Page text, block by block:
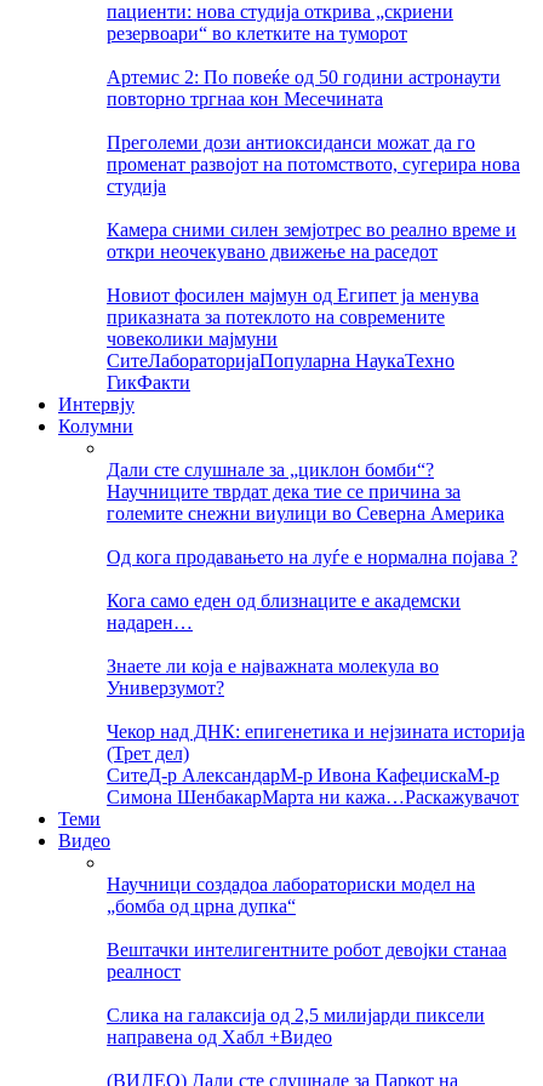
пациенти: нова студија открива „скриени
резервоари“ во клетките на туморот
Артемис 2: По повеќе од 50 години астронаути
повторно тргнаа кон Месечината
Преголеми дози антиоксиданси можат да го
променат развојот на потомството, сугерира нова
студија
Камера сними силен земјотрес во реално време и
откри неочекувано движење на раседот
Новиот фосилен мајмун од Египет ја менува
приказната за потеклото на современите
човеколики мајмуни
СитеЛабораторијаПопуларна НаукаТехно
ГикФакти
Интервју
Колумни
Дали сте слушнале за „циклон бомби“?
Научниците тврдат дека тие се причина за
големите снежни виулици во Северна Америка
Од кога продавањето на луѓе е нормална појава ?
Кога само еден од близнаците е академски
надарен…
Знаете ли која е најважната молекула во
Универзумот?
Чекор над ДНК: епигенетика и нејзината историја
(Трет дел)
СитеД-р АлександарМ-р Ивона КафеџискаМ-р
Симона ШенбакарМарта ни кажа…Раскажувачот
Теми
Видео
Научници создадоа лабораториски модел на
„бомба од црна дупка“
Вештачки интелигентните робот девојки станаа
реалност
Слика на галаксија од 2,5 милијарди пиксели
направена од Хабл +Видео
(ВИДЕО) Дали сте слушнале за Паркот на